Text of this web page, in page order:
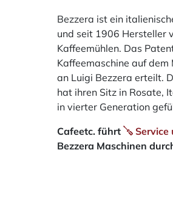
Bezzera ist ein
und seit 1906 Hersteller
Kaffeemühlen. Das
Kaffeemaschine auf
an Luigi Bezzera erteilt.
hat ihren Sitz in Rosate,
in vierter Generation
Cafeetc. führt
Service
Bezzera Maschinen